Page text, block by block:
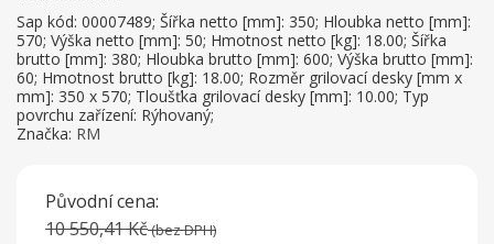
Sap kód: 00007489; Šířka netto [mm]: 350; Hloubka netto [mm]:
570; Výška netto [mm]: 50; Hmotnost netto [kg]: 18.00; Šířka
brutto [mm]: 380; Hloubka brutto [mm]: 600; Výška brutto [mm]:
60; Hmotnost brutto [kg]: 18.00; Rozměr grilovací desky [mm x
mm]: 350 x 570; Tloušťka grilovací desky [mm]: 10.00; Typ
povrchu zařízení: Rýhovaný;
Značka: RM
Původní cena:
10 550,41 Kč(bez DPH)